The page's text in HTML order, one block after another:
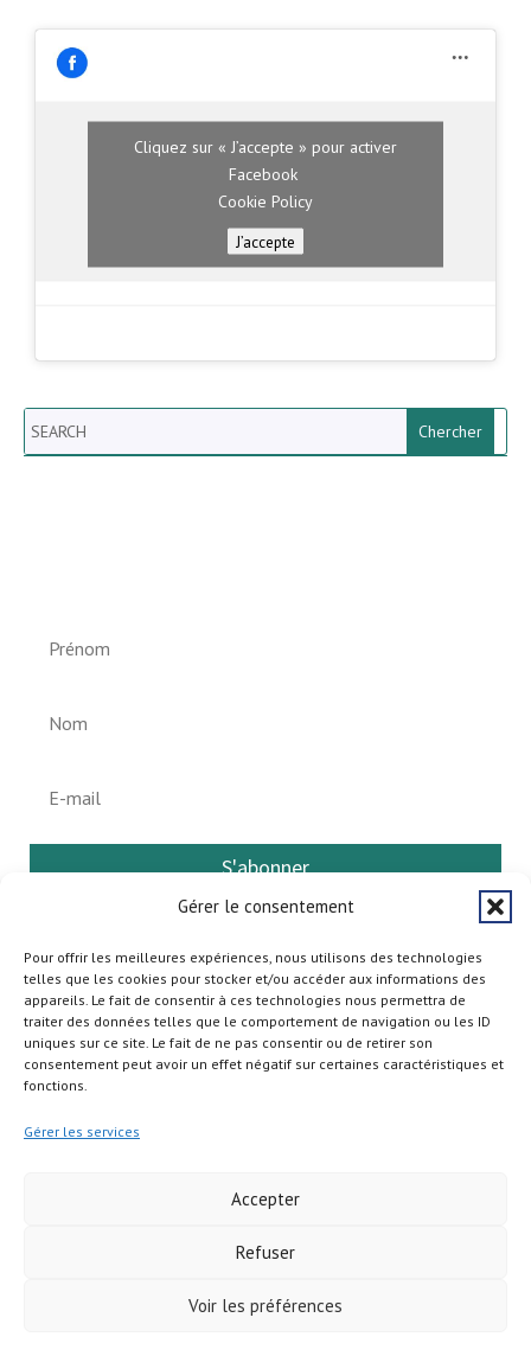
Gérer le consentement
Pour offrir les meilleures expériences, nous utilisons des technologies
telles que les cookies pour stocker et/ou accéder aux informations des
appareils. Le fait de consentir à ces technologies nous permettra de
traiter des données telles que le comportement de navigation ou les ID
uniques sur ce site. Le fait de ne pas consentir ou de retirer son
consentement peut avoir un effet négatif sur certaines caractéristiques et
fonctions.
Gérer les services
Accepter
Refuser
Voir les préférences
Cliquez sur « J’accepte » pour activer
Facebook
Cookie Policy
J’accepte
Search
S'abonner
Copyright © 2026